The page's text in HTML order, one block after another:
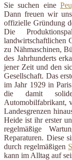
Sie suchen eine
Dann freuen wir
offizielle Gründung
Die
landwirtschaftlichen
zu Nähmaschinen,
des Jahrhunderts
jener Zeit und den
Gesellschaft. Das
im Jahr 1929 in
die damit
Automobilfabrikant,
Landesgrenzen
Heide ist ihr erster
regelmäßige
Reparaturen. Diese
durch regelmäßigen
kann im Alltag auf